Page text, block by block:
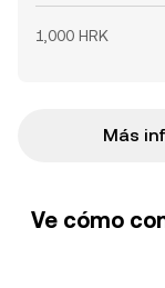
1,000 HRK
Más
Ve cómo